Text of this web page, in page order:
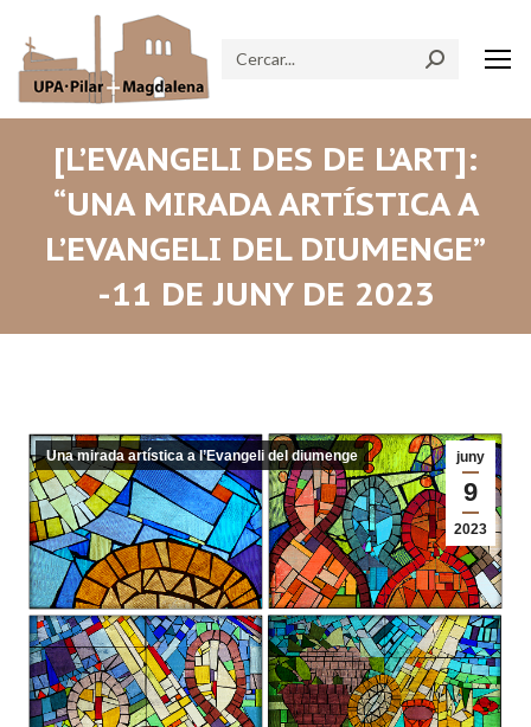
Search:
[L’EVANGELI DES DE L’ART]:
“UNA MIRADA ARTÍSTICA A
L’EVANGELI DEL DIUMENGE”
-11 DE JUNY DE 2023
juny
9
2023
Una mirada artística a l’Evangeli del diumenge